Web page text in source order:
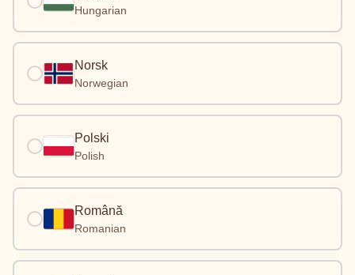
Hungarian
Norsk
Norwegian
Polski
Polish
Română
Romanian